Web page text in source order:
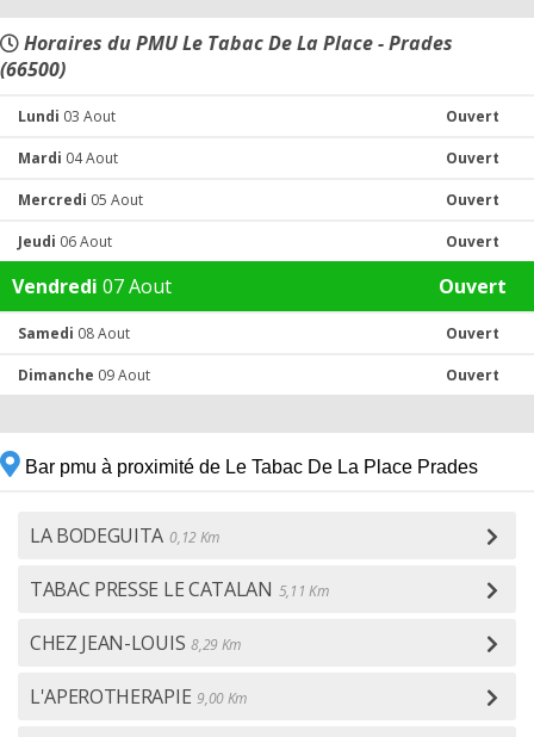
Horaires du PMU Le Tabac De La Place - Prades
(66500)
Lundi 03 Aout Ouvert
Mardi 04 Aout Ouvert
Mercredi 05 Aout Ouvert
Jeudi 06 Aout Ouvert
Vendredi 07 Aout Ouvert
Samedi 08 Aout Ouvert
Dimanche 09 Aout Ouvert
Bar pmu à proximité de Le Tabac De La Place Prades
LA BODEGUITA 0,12 Km
TABAC PRESSE LE CATALAN 5,11 Km
CHEZ JEAN-LOUIS 8,29 Km
L'APEROTHERAPIE 9,00 Km